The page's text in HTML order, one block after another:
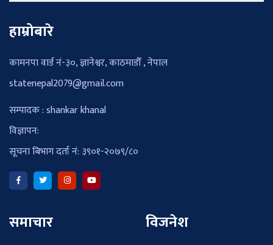
हाम्रोबारे
कामनपा वार्ड नं-३०, ज्ञानेश्वर, काठमाडौँ , नेपाल
statenepal2079@gmail.com
सम्पादक : shankar khanal
विज्ञापन:
सूचना बिभाग दर्ता नं: ३९०१-२०७९/८०
समाचार विजनेश